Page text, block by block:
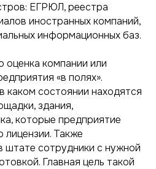
ЕГРЮЛ, реестра
иностранных компаний,
информационных баз.
оценка компании или
«в полях».
каком состоянии находятся
здания,
которые предприятие
лицензии. Также
штате сотрудники с нужной
Главная цель такой